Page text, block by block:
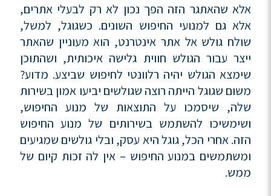
אלא שהאתגר הזה הפך נכון לא רק לבעלי אתרים,
אלא גם למנועי החיפוש השונים. כשגוגל, למשל,
שולח גולש אל אתר אינטרנט, הוא מעוניין שהאתר
ייצר עבור הגולש חווית גלישה איכותית, ושהתוכן
שימצא הגולש יהיה רלוונטי לחיפוש שביצע. מדוע?
משום שגוגל הייתה רוצה שגולשים יביעו אמון בשירות
שלה, שיסמכו על התוצאות של מנוע החיפוש,
ושימשיכו להשתמש בשירותים של מנוע החיפוש
הזה. אחרי הכל, גוגל היא עסק, ובלי גולשים שמגיעים
ומשתמשים במנוע החיפוש – אין לה זכות קיום של
ממש.